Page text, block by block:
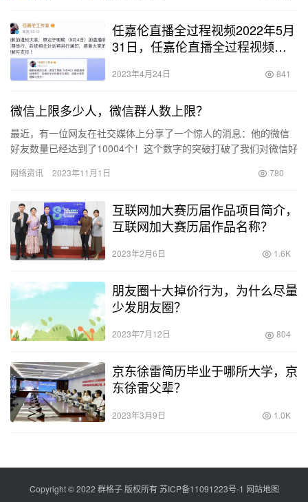
任嘉伦直播全过程视频2022年5月
31日，任嘉伦直播全过程视频
2023年4月24日 841
微信上限多少人，微信群人数上限？
最近，有一位网友在社交媒体上分享了一个惊人的消息：他的微信
好友数量已经达到了10004个！这个数字的突破打破了我们对微信好
网络资讯 2023年11月1日 780
互联网加大赛历届作品项目简介，
互联网加大赛历届作品名称？
2023年2月6日 1.6K
朋友圈十大掉价行为，为什么尽量
少发朋友圈？
2023年7月12日 804
京东徐雷简历毕业于哪所大学，京
东徐雷父辈？
2023年3月9日 1.0K
Copyright © 2022 群格子 版权所有苏ICP备11091223号-1 网站地图